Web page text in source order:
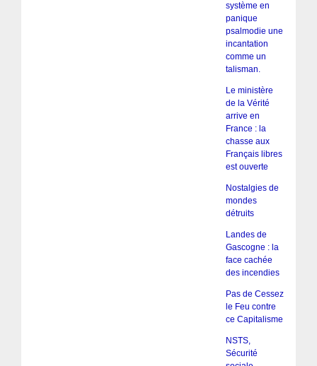
système en
panique
psalmodie une
incantation
comme un
talisman.
Le ministère
de la Vérité
arrive en
France : la
chasse aux
Français libres
est ouverte
Nostalgies de
mondes
détruits
Landes de
Gascogne : la
face cachée
des incendies
Pas de Cessez
le Feu contre
ce Capitalisme
NSTS,
Sécurité